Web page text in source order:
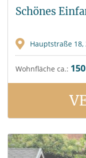
Schönes
Hauptstraße 18,
Wohnfläche ca.: